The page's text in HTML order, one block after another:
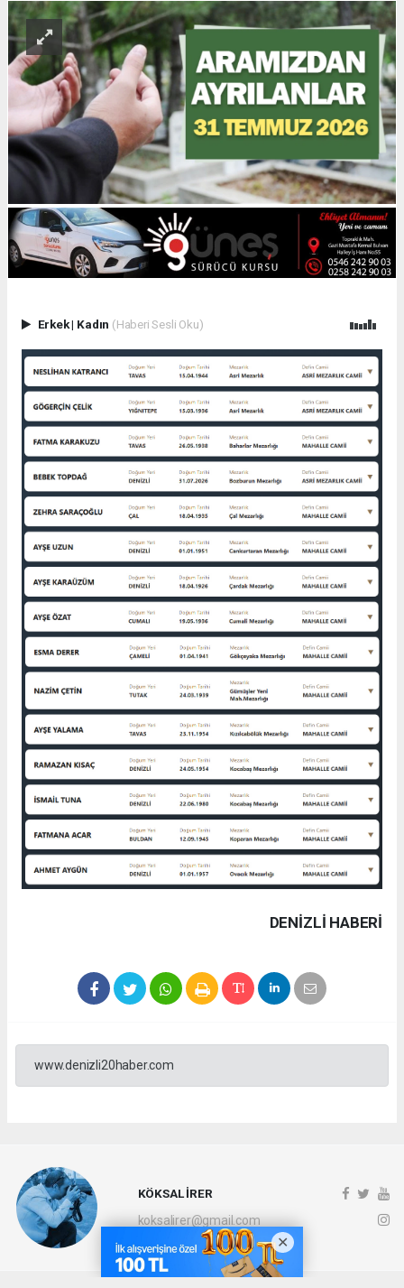
Erkek| Kadın (Haberi Sesli Oku)
DENIZLI HABERİ
www.denizli20haber.com
KÖKSAL İRER
koksalirer@gmail.com